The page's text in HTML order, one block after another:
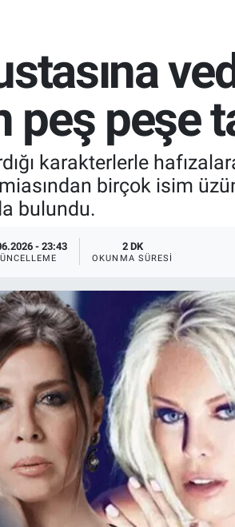
peş peşe
karakterlerle
birçok isim
bulundu.
- 23:43 2 DK
OKUNMA SÜRESI